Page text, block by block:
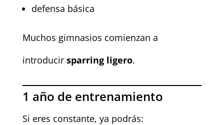
defensa básica
Muchos gimnasios comienzan a
introducir sparring ligero.
1 año de entrenamiento
Si eres constante, ya podrás: